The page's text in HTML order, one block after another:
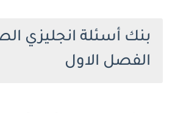
بنك أسئلة انجليزي
الفصل الاول